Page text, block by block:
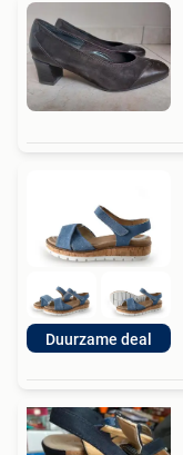
Duurzame deal